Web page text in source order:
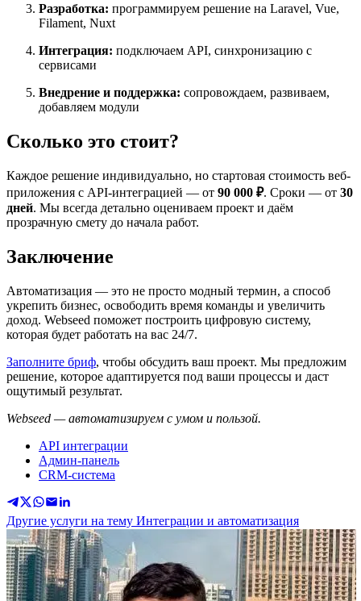
Разработка: программируем решение на Laravel, Vue,
Filament, Nuxt
Интеграция: подключаем API, синхронизацию с
сервисами
Внедрение и поддержка: сопровождаем, развиваем,
добавляем модули
Сколько это стоит?
Каждое решение индивидуально, но стартовая стоимость веб-
приложения с API-интеграцией — от 90 000 ₽. Сроки — от 30
дней. Мы всегда детально оцениваем проект и даём
прозрачную смету до начала работ.
Заключение
Автоматизация — это не просто модный термин, а способ
укрепить бизнес, освободить время команды и увеличить
доход. Webseed поможет построить цифровую систему,
которая будет работать на вас 24/7.
Заполните бриф, чтобы обсудить ваш проект. Мы предложим
решение, которое адаптируется под ваши процессы и даст
ощутимый результат.
Webseed — автоматизируем с умом и пользой.
API интеграции
Админ-панель
CRM-система
Другие услуги на тему Интеграции и автоматизация